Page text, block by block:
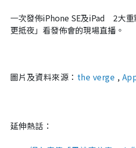
一次發佈iPhone SE及iPad 2大重
更抵夜」看發佈會的現場直播。
圖片及資料來源： the verge ,
延伸熱話：